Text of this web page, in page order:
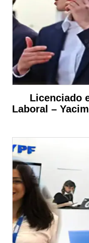
Licenciado
Laboral –